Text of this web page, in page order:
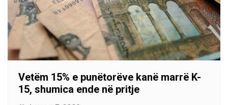
Vetëm 15% e punëtorëve kanë marrë K-
15, shumica ende në pritje